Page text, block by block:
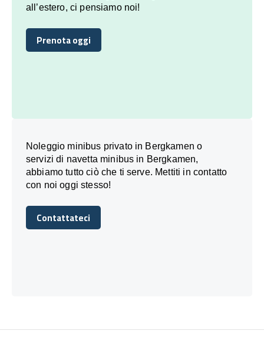
all’estero, ci pensiamo noi!
Prenota oggi
Prenota oggi
Noleggio minibus privato in Bergkamen o
servizi di navetta minibus in Bergkamen,
abbiamo tutto ciò che ti serve. Mettiti in contatto
con noi oggi stesso!
Contattateci
Contattateci